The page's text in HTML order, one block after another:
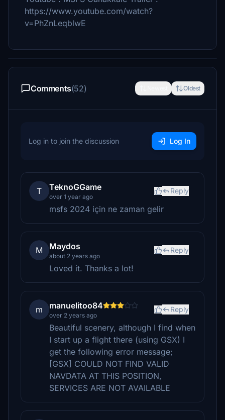
https://www.youtube.com/watch?
v=PhZnLeqblwE
Comments(52) Oldest
Log in to join the discussion Log In
T TeknoGGame
over 1 year ago
Reply
msfs 2024 için ne zaman gelir
M Maydos
about 2 years ago
Reply
Loved it. Thanks a lot!
m manuelitoo84
over 2 years ago
Reply
Beautiful scenery, although I find when
I start up a flight there (using GSX) I
get the following error message;
[GSX] COULD NOT FIND VALID
NAVDATA AT THIS POSITION,
SERVICES ARE NOT AVAILABLE